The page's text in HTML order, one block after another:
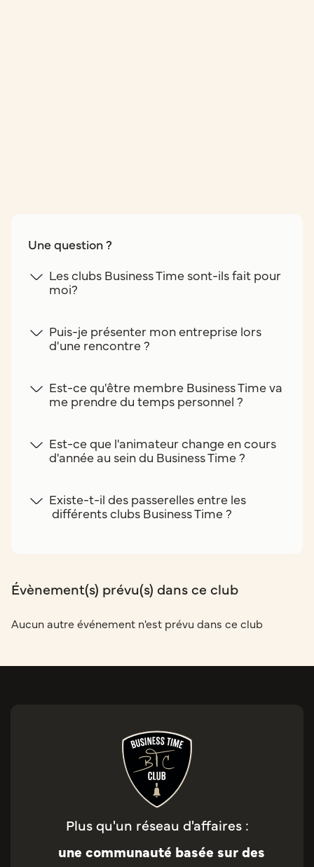
Une question ?
Les clubs Business Time sont-ils fait pour
moi?
Puis-je présenter mon entreprise lors
d'une rencontre ?
Est-ce qu'être membre Business Time va
me prendre du temps personnel ?
Est-ce que l'animateur change en cours
d'année au sein du Business Time ?
Existe-t-il des passerelles entre les
différents clubs Business Time ?
Évènement(s) prévu(s) dans ce club
Aucun autre événement n'est prévu dans ce club
Plus qu'un réseau d'affaires :
une communauté basée sur des